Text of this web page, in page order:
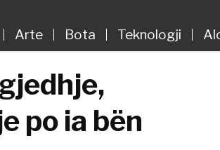
Arte Bota Teknologji
po ia bën